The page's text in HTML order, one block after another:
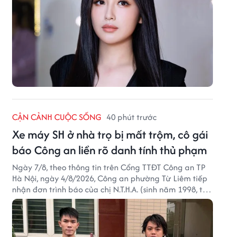
CẬN CẢNH CUỘC SỐNG 40 phút trước
Xe máy SH ở nhà trọ bị mất trộm, cô gái
báo Công an liền rõ danh tính thủ phạm
Ngày 7/8, theo thông tin trên Cổng TTĐT Công an TP
Hà Nội, ngày 4/8/2026, Công an phường Từ Liêm tiếp
nhận đơn trình báo của chị N.T.H.A. (sinh năm 1998, trú
tại phường Từ Liêm) về việc bị kẻ gian lấy trộm chiếc
xe mô tô Honda SH 125i, tại khu nhà trọ nơi đang sinh
sống.